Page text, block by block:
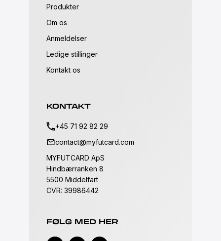
Produkter
Om os
Anmeldelser
Ledige stillinger
Kontakt os
KONTAKT
+45 71 92 82 29
contact@myfutcard.com
MYFUTCARD ApS
Hindbærranken 8
5500 Middelfart
CVR: 39986442
FØLG MED HER